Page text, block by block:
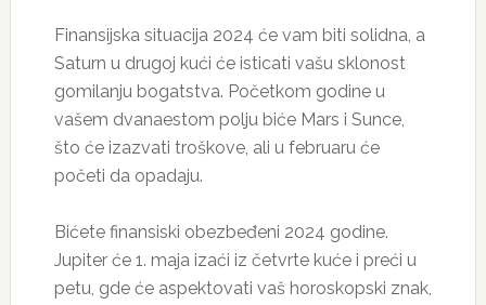
Finansijska situacija 2024 će vam biti solidna, a
Saturn u drugoj kući će isticati vašu sklonost
gomilanju bogatstva. Početkom godine u
vašem dvanaestom polju biće Mars i Sunce,
što će izazvati troškove, ali u februaru će
početi da opadaju.
Bićete finansiski obezbeđeni 2024 godine.
Jupiter će 1. maja izaći iz četvrte kuće i preći u
petu, gde će aspektovati vaš horoskopski znak,